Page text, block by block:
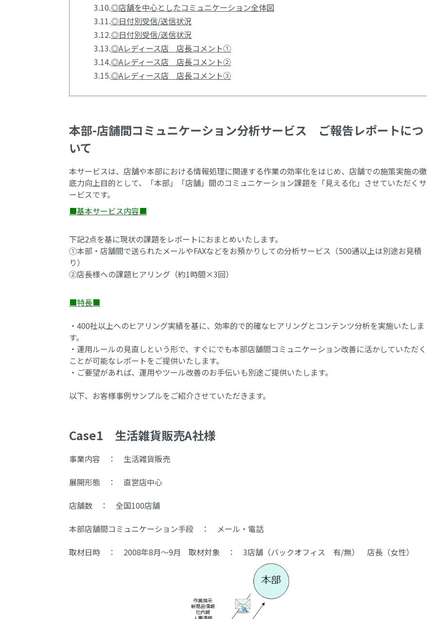
3.10.◎店舗を中心としたコミュニケーション全体図
3.11.◎日付別受信/送信状況
3.12.◎日付別受信/送信状況
3.13.◎Aレディース店 店長コメント①
3.14.◎Aレディース店 店長コメント②
3.15.◎Aレディース店 店長コメント③
本部-店舗間コミュニケーション分析サービス ご報告レポートにつ
いて
本サービスは、店舗や本部における情報処理に関連する作業の効率化をはじめ、店舗での施策実施の徹
底力向上目的として、「本部」「店舗」間のコミュニケーション課題を「見える化」させていただくサ
ービスです。
■基本サービス内容■
下記2点を基に現状の課題をレポートにおまとめいたします。
①本部・店舗間で送られたメールやFAXなどをお預かりしての分析サービス（500通以上は別途お見積
り）
②店長様への課題ヒアリング（約1時間×3回）
■特長■
・400社以上へのヒアリング実績を基に、効率的で的確なヒアリングとコンテンツ分析を実施いたしま
す。
・運用ルールの見直しという形で、すぐにでも本部店舗間コミュニケーション改善に活かしていただく
ことが可能なレポートをご提供いたします。
・ご要望があれば、運用やツール改善のお手伝いも別途ご提供いたします。
以下、お客様事例サンプルをご紹介させていただきます。
Case1 生活雑貨販売A社様
事業内容 ： 生活雑貨販売
展開形態 ： 直営店中心
店舗数 ： 全国100店舗
本部店舗間コミュニケーション手段 ： メール・電話
取材日時 ： 2008年8月～9月 取材対象 ： 3店舗（バックオフィス 有/無） 店長（女性）